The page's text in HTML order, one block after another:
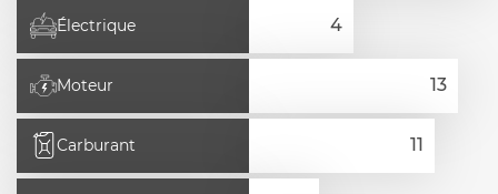
Électrique
Moteur
Carburant